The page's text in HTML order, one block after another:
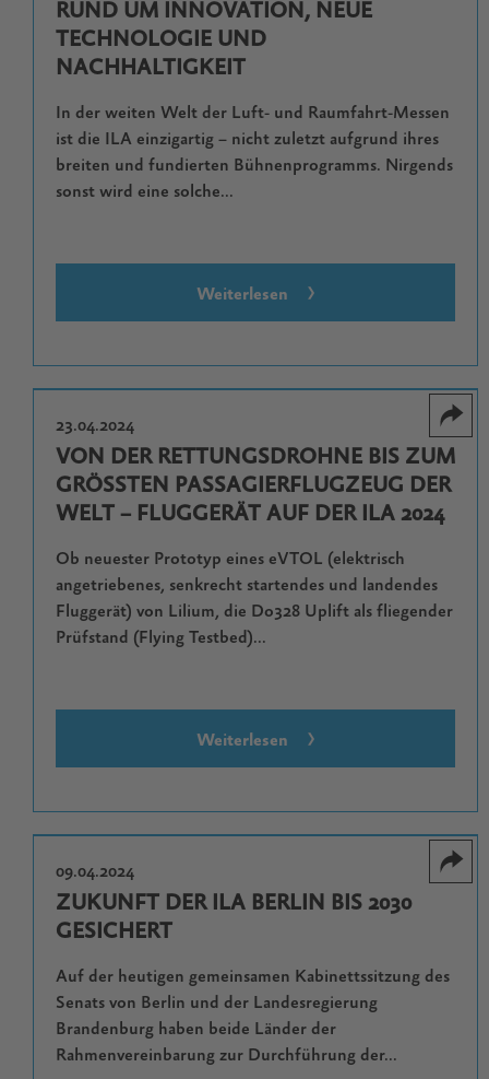
RUND UM INNOVATION, NEUE
TECHNOLOGIE UND
NACHHALTIGKEIT
In der weiten Welt der Luft- und Raumfahrt-Messen
ist die ILA einzigartig – nicht zuletzt aufgrund ihres
breiten und fundierten Bühnenprogramms. Nirgends
sonst wird eine solche...
Weiterlesen
23.04.2024
VON DER RETTUNGSDROHNE BIS ZUM
GRÖSSTEN PASSAGIERFLUGZEUG DER W
ELT – FLUGGERÄT AUF DER ILA 2024
Ob neuester Prototyp eines eVTOL (elektrisch
angetriebenes, senkrecht startendes und landendes
Fluggerät) von Lilium, die Do328 Uplift als fliegender
Prüfstand (Flying Testbed)...
Weiterlesen
09.04.2024
ZUKUNFT DER ILA BERLIN BIS 2030
GESICHERT
Auf der heutigen gemeinsamen Kabinettssitzung des
Senats von Berlin und der Landesregierung
Brandenburg haben beide Länder der
Rahmenvereinbarung zur Durchführung der...